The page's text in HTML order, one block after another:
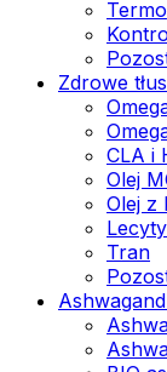
Zdrowe
CLA i
Olej
Olej z
Tran